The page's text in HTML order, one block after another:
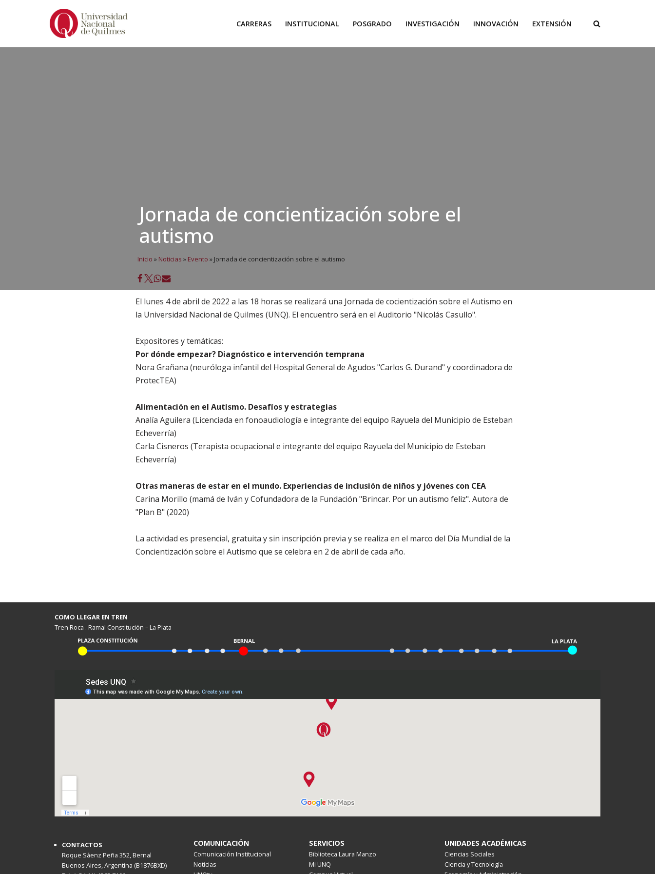
CARRERAS INSTITUCIONAL POSGRADO INVESTIGACIÓN INNOVACIÓN EXTENSIÓN
Jornada de concientización sobre el
autismo
Inicio » Noticias » Evento » Jornada de concientización sobre el autismo
El lunes 4 de abril de 2022 a las 18 horas se realizará una Jornada de cocientización sobre el Autismo en
la Universidad Nacional de Quilmes (UNQ). El encuentro será en el Auditorio "Nicolás Casullo".
Expositores y temáticas:
Por dónde empezar? Diagnóstico e intervención temprana
Nora Grañana (neuróloga infantil del Hospital General de Agudos "Carlos G. Durand" y coordinadora de
ProtecTEA)
Alimentación en el Autismo. Desafíos y estrategias
Analía Aguilera (Licenciada en fonoaudiología e integrante del equipo Rayuela del Municipio de Esteban
Echeverría)
Carla Cisneros (Terapista ocupacional e integrante del equipo Rayuela del Municipio de Esteban
Echeverría)
Otras maneras de estar en el mundo. Experiencias de inclusión de niños y jóvenes con CEA
Carina Morillo (mamá de Iván y Cofundadora de la Fundación "Brincar. Por un autismo feliz". Autora de
"Plan B" (2020)
La actividad es presencial, gratuita y sin inscripción previa y se realiza en el marco del Día Mundial de la
Concientización sobre el Autismo que se celebra en 2 de abril de cada año.
COMO LLEGAR EN TREN
Tren Roca . Ramal Constitución – La Plata
CONTACTOS
Roque Sáenz Peña 352, Bernal
Buenos Aires, Argentina (B1876BXD)
COMUNICACIÓN
Comunicación Institucional
Noticias
SERVICIOS
Biblioteca Laura Manzo
Mi UNQ
UNIDADES ACADÉMICAS
Ciencias Sociales
Ciencia y Tecnología